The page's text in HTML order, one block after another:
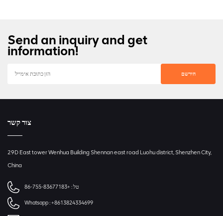
Send an inquiry and get
information!
צור קשר
29D East tower Wenhua Building Shennan east road Luohu district, Shenzhen City,
China
טל : +86-755-83677183
Whatsapp :+8613824334699